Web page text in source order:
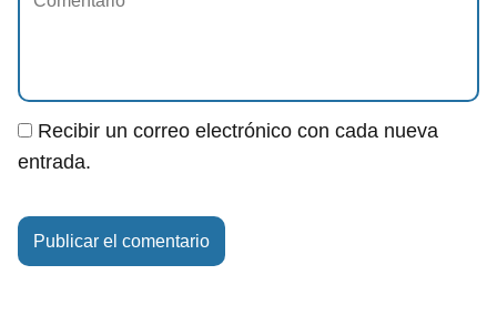
Recibir un correo electrónico con cada nueva
entrada.